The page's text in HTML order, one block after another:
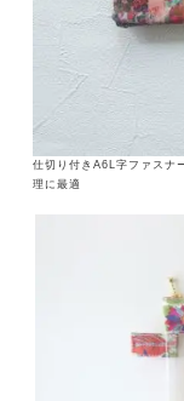
仕切り付きA6L字ファスナ
理に最適